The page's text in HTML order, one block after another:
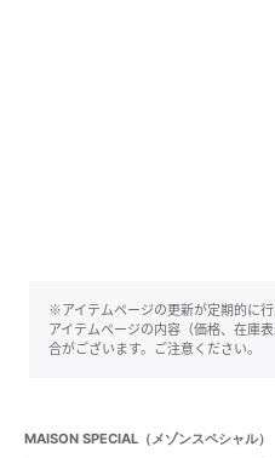
※アイテムページの更新が定期的に
アイテムページの内容（価格、在庫
合がございます。ご注意ください。
MAISON SPECIAL（メゾンスペシャル）